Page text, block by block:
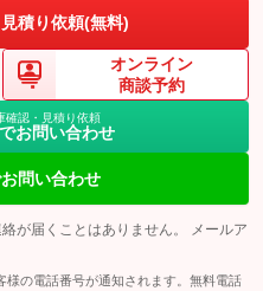
積り依頼(無料)
オンライン
商談予約
確認・見積り依頼
お問い合わせ
問い合わせ
が届くことはありません。 メールア
の電話番号が通知されます。無料電話